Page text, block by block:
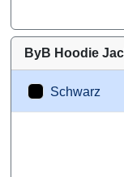
ByB Hoodie
Schwarz